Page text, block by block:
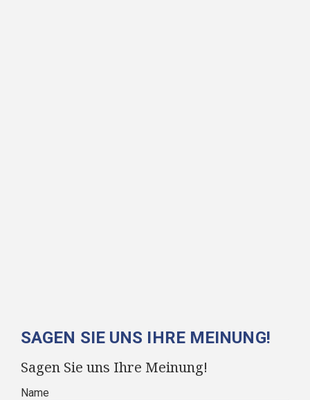
SAGEN SIE UNS IHRE MEINUNG!
Sagen Sie uns Ihre Meinung!
Name